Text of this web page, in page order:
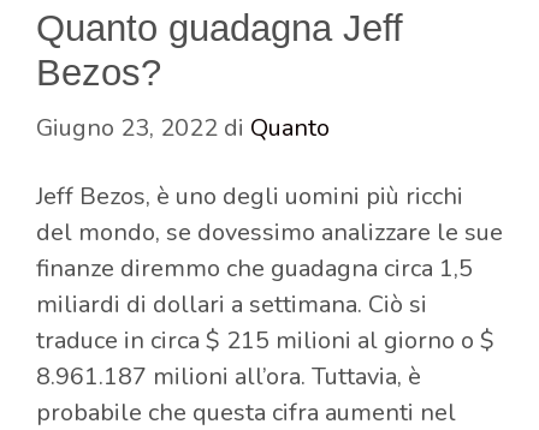
Quanto guadagna Jeff
Bezos?
Giugno 23, 2022 di Quanto
Jeff Bezos, è uno degli uomini più ricchi
del mondo, se dovessimo analizzare le sue
finanze diremmo che guadagna circa 1,5
miliardi di dollari a settimana. Ciò si
traduce in circa $ 215 milioni al giorno o $
8.961.187 milioni all’ora. Tuttavia, è
probabile che questa cifra aumenti nel